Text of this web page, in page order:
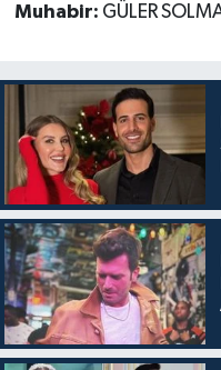
Muhabir: GÜLER